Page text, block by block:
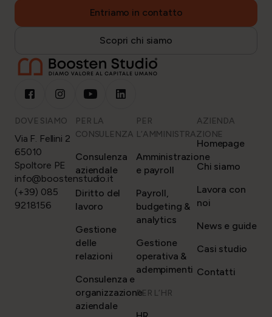
Entriamo in contatto
Scopri chi siamo
DOVE SIAMO
Via F. Fellini 2
65010
Spoltore PE
info@boostenstudio.it
(+39) 085
9218156
PER LA
CONSULENZA
Consulenza
aziendale
Diritto del
lavoro
Gestione
delle
relazioni
Consulenza e
organizzazione
aziendale
PER
L’AMMINISTRAZIONE
Amministrazione
e payroll
Payroll,
budgeting &
analytics
Gestione
operativa &
adempimenti
PER L’HR
AZIENDA
Homepage
Chi siamo
Lavora con
noi
News e guide
Casi studio
Contatti